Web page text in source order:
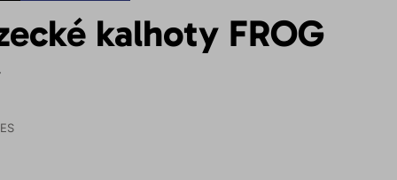
kalhoty FROG